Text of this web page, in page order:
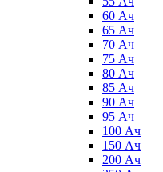
60 Ач
65 Ач
70 Ач
75 Ач
80 Ач
85 Ач
90 Ач
95 Ач
100 Ач
150 Ач
200 Ач